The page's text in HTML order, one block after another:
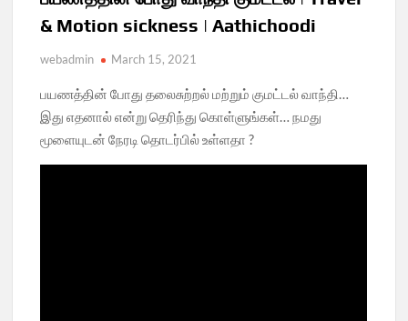
& Motion sickness | Aathichoodi
webadmin March 15, 2021
பயணத்தின் போது தலைசுற்றல் மற்றும் குமட்டல் வாந்தி…
இது எதனால் என்று தெரிந்து கொள்ளுங்கள்… நமது
மூளையுடன் நேரடி தொடர்பில் உள்ளதா ?